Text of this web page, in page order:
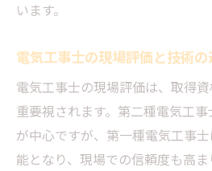
います。
電気工事士の現場評価と技術の
電気工事士の現場評価は、取得
重要視されます。第二種電気工
が中心ですが、第一種電気工事
能となり、現場での信頼度も高ま